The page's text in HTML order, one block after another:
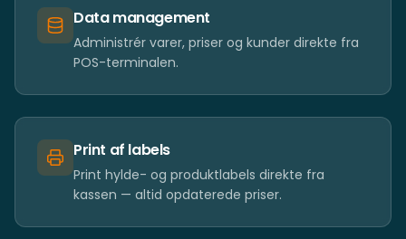
Data management
Administrér varer, priser og kunder direkte fra
POS-terminalen.
Print af labels
Print hylde- og produktlabels direkte fra
kassen — altid opdaterede priser.